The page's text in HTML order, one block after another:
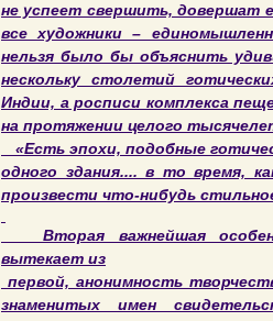
не успеет свершить, довершат
все художники –
нельзя было бы объяснить
нескольку столетий
Индии, а росписи комплекса
на протяжении целого
«Есть эпохи, подобные
одного здания.... в то время,
произвести что-нибудь
Вторая важнейшая
вытекает из
первой, анонимность
знаменитых имен